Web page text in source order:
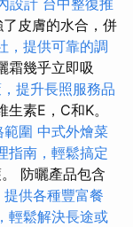
設計 台中整復推
皮膚的水合，併
，提供可靠的調
霜幾乎立即吸
提升長照服務品
素E，C和K。
範圍 中式外燴菜
指南，輕鬆搞定
防曬產品包含
提供各種豐富餐
輕鬆解決長途或